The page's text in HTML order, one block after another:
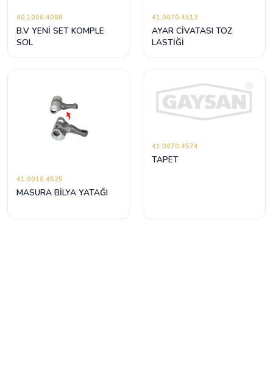
40.1000.4008
B.V YENİ SET KOMPLE
SOL
41.0070.4513
AYAR CİVATASI TOZ
LASTİĞİ
41.0010.4525
MASURA BİLYA YATAĞI
41.0070.4574
TAPET